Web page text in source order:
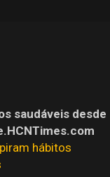
saudáveis desde
hábitos